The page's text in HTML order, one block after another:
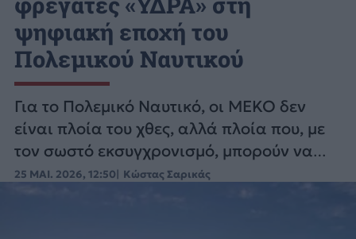
ψηφιακή εποχή του
Πολεμικού Ναυτικού
Για το Πολεμικό Ναυτικό, οι MEKO δεν
είναι πλοία του χθες, αλλά πλοία που, με
τον σωστό εκσυγχρονισμό, μπορούν να
στηρίξουν τον Στόλο του αύριο.
25 ΜΑΙ. 2026, 12:50 Κώστας Σαρικάς